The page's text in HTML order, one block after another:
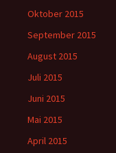
Oktober 2015
September 2015
August 2015
Juli 2015
Juni 2015
Mai 2015
April 2015